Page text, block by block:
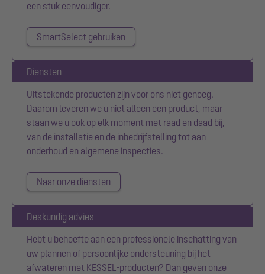
een stuk eenvoudiger.
SmartSelect gebruiken
Diensten
Uitstekende producten zijn voor ons niet genoeg.
Daarom leveren we u niet alleen een product, maar
staan we u ook op elk moment met raad en daad bij,
van de installatie en de inbedrijfstelling tot aan
onderhoud en algemene inspecties.
Naar onze diensten
Deskundig advies
Hebt u behoefte aan een professionele inschatting van
uw plannen of persoonlijke ondersteuning bij het
afwateren met KESSEL-producten? Dan geven onze